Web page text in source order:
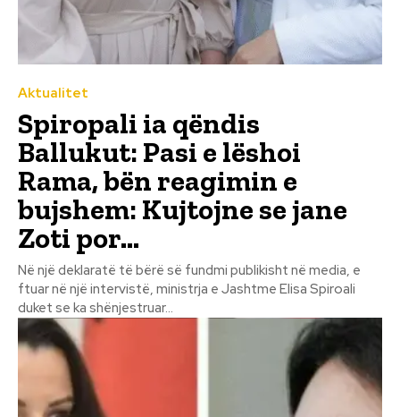
Aktualitet
Spiropali ia qëndis
Ballukut: Pasi e lëshoi
Rama, bën reagimin e
bujshem: Kujtojne se jane
Zoti por…
Në një deklaratë të bërë së fundmi publikisht në media, e
ftuar në një intervistë, ministrja e Jashtme Elisa Spiroali
duket se ka shënjestruar...